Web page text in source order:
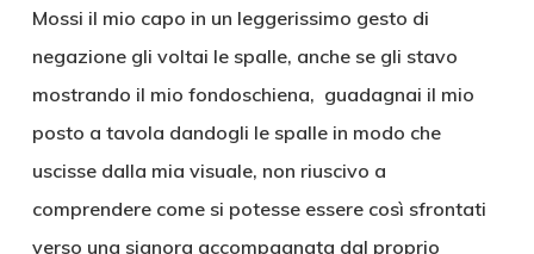
Mossi il mio capo in un leggerissimo gesto di
negazione gli voltai le spalle, anche se gli stavo
mostrando il mio fondoschiena, guadagnai il mio
posto a tavola dandogli le spalle in modo che
uscisse dalla mia visuale, non riuscivo a
comprendere come si potesse essere così sfrontati
verso una signora accompagnata dal proprio